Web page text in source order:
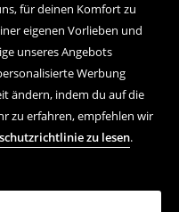
für deinen Komfort zu
eigenen Vorlieben und
unseres Angebots
Werbung
ändern, indem du auf die
zu erfahren, empfehlen wir
zu lesen.